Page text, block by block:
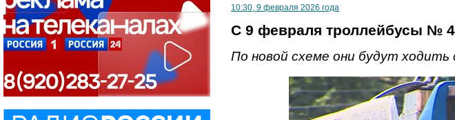
10:30, 9 февраля 2026 года
С 9 февраля троллейбусы №
По новой схеме они будут ходить